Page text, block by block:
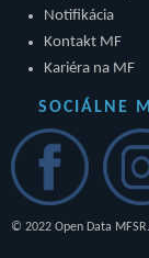
Notifikácia
Kontakt MF
Kariéra na MF
SOCIÁLNE
© 2022 Open Data